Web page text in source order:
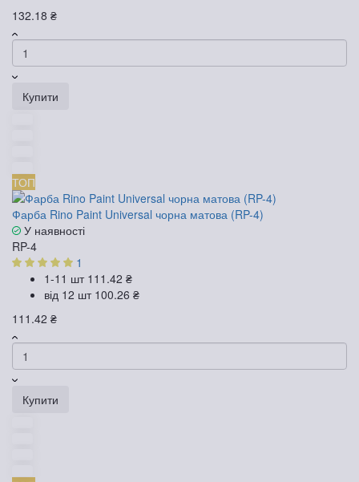
132.18 ₴
Купити
ТОП
Фарба Rino Paint Universal чорна матова (RP-4)
У наявності
RP-4
1
1-11 шт 111.42 ₴
від 12 шт 100.26 ₴
111.42 ₴
Купити